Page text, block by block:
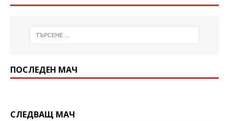
ПОСЛЕДЕН МАЧ
СЛЕДВАЩ МАЧ